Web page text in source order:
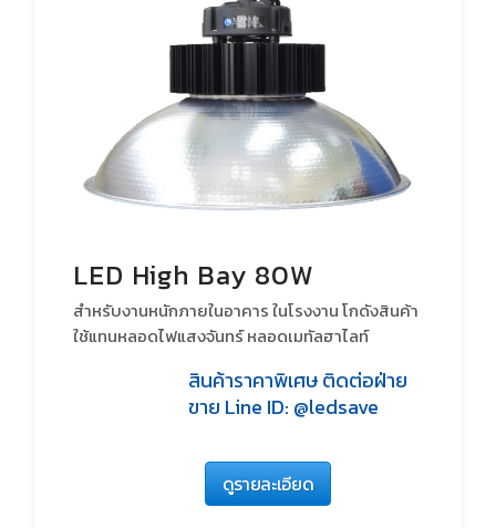
ติดต่อเรา
LED High Bay 80W
สำหรับงานหนักภายในอาคาร ในโรงงาน โกดังสินค้า
ใช้แทนหลอดไฟแสงจันทร์ หลอดเมทัลฮาไลท์
สินค้าราคาพิเศษ ติดต่อฝ่าย
ขาย Line ID: @ledsave
ดูรายละเอียด